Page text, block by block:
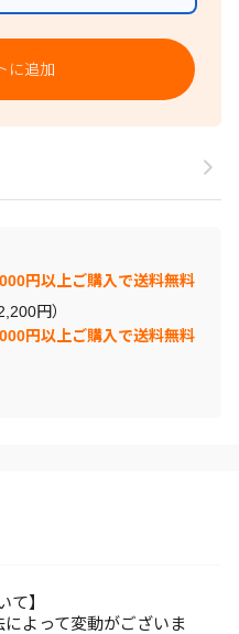
に追加
円以上ご購入で送料無料
円）
円以上ご購入で送料無料
て】
よって変動がございま